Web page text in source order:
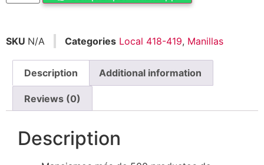
SKU N/A Categories Local 418-419, Manillas
Description Additional information
Reviews (0)
Description